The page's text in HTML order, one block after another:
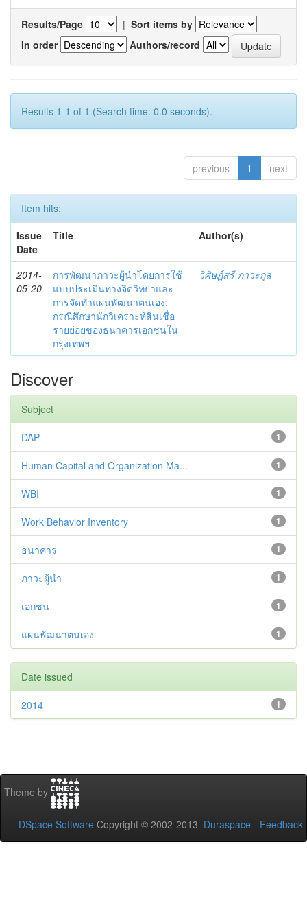
Results/Page | Sort items by
In order
Authors/record
Results 1-1 of 1 (Search time: 0.0 seconds).
previous 1 next
Item hits:
Issue
Date
Title Author(s)
2014-
05-20
การพัฒนาภาวะผู้นำโดยการใช้
แบบประเมินทางจิตวิทยาและ
การจัดทำแผนพัฒนาตนเอง:
กรณีศึกษานักวิเคราะห์สินเชื่อ
รายย่อยของธนาคารเอกชนใน
กรุงเทพฯ
วิศิษฎ์สรี ภาวะกุล
Discover
Subject
1
DAP
1
Human Capital and Organization Ma...
1
WBI
1
Work Behavior Inventory
1
ธนาคาร
1
ภาวะผู้นำ
1
เอกชน
1
แผนพัฒนาตนเอง
Date issued
1
2014
Theme by
DSpace Software Copyright © 2002-2013 Duraspace - Feedback